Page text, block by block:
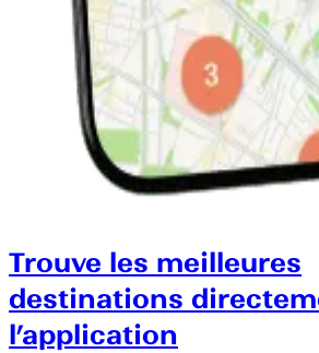
Trouve les meilleures
destinations
l’application